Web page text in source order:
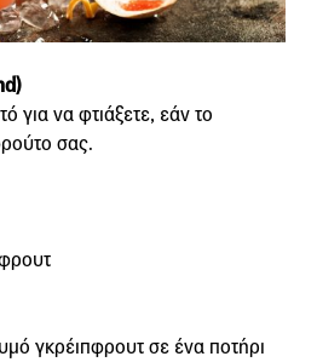
για να φτιάξετε, εάν το
σας.
γκρέιπφρουτ σε ένα ποτήρι